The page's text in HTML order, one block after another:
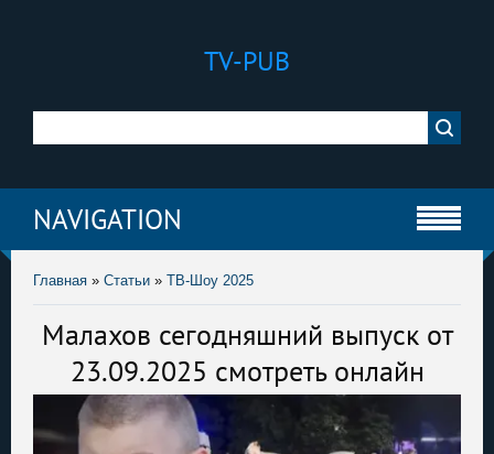
TV-PUB
NAVIGATION
Главная » Статьи » ТВ-Шоу 2025
Малахов сегодняшний выпуск от
23.09.2025 смотреть онлайн